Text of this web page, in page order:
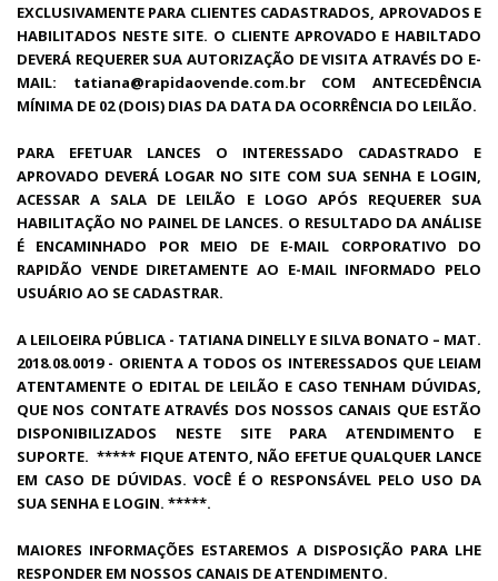
EXCLUSIVAMENTE PARA CLIENTES CADASTRADOS, APROVADOS E
HABILITADOS NESTE SITE. O CLIENTE APROVADO E HABILTADO
DEVERÁ REQUERER SUA AUTORIZAÇÃO DE VISITA ATRAVÉS DO E-
MAIL: tatiana@rapidaovende.com.br COM ANTECEDÊNCIA
MÍNIMA DE 02 (DOIS) DIAS DA DATA DA OCORRÊNCIA DO LEILÃO.
PARA EFETUAR LANCES O INTERESSADO CADASTRADO E
APROVADO DEVERÁ LOGAR NO SITE COM SUA SENHA E LOGIN,
ACESSAR A SALA DE LEILÃO E LOGO APÓS REQUERER SUA
HABILITAÇÃO NO PAINEL DE LANCES. O RESULTADO DA ANÁLISE
É ENCAMINHADO POR MEIO DE E-MAIL CORPORATIVO DO
RAPIDÃO VENDE DIRETAMENTE AO E-MAIL INFORMADO PELO
USUÁRIO AO SE CADASTRAR.
A LEILOEIRA PÚBLICA - TATIANA DINELLY E SILVA BONATO – MAT.
2018.08.0019 - ORIENTA A TODOS OS INTERESSADOS QUE LEIAM
ATENTAMENTE O EDITAL DE LEILÃO E CASO TENHAM DÚVIDAS,
QUE NOS CONTATE ATRAVÉS DOS NOSSOS CANAIS QUE ESTÃO
DISPONIBILIZADOS NESTE SITE PARA ATENDIMENTO E
SUPORTE. ***** FIQUE ATENTO, NÃO EFETUE QUALQUER LANCE
EM CASO DE DÚVIDAS. VOCÊ É O RESPONSÁVEL PELO USO DA
SUA SENHA E LOGIN. *****.
MAIORES INFORMAÇÕES ESTAREMOS A DISPOSIÇÃO PARA LHE
RESPONDER EM NOSSOS CANAIS DE ATENDIMENTO.